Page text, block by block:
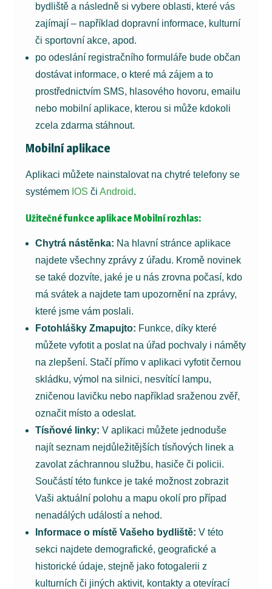
bydliště a následně si vybere oblasti, které vás
zajímají – například dopravní informace, kulturní
či sportovní akce, apod.
po odeslání registračního formuláře bude občan
dostávat informace, o které má zájem a to
prostřednictvím SMS, hlasového hovoru, emailu
nebo mobilní aplikace, kterou si může kdokoli
zcela zdarma stáhnout.
Mobilní aplikace
Aplikaci můžete nainstalovat na chytré telefony se
systémem IOS či Android.
Užitečné funkce aplikace Mobilní rozhlas:
Chytrá nástěnka: Na hlavní stránce aplikace
najdete všechny zprávy z úřadu. Kromě novinek
se také dozvíte, jaké je u nás zrovna počasí, kdo
má svátek a najdete tam upozornění na zprávy,
které jsme vám poslali.
Fotohlášky Zmapujto: Funkce, díky které
můžete vyfotit a poslat na úřad pochvaly i náměty
na zlepšení. Stačí přímo v aplikaci vyfotit černou
skládku, výmol na silnici, nesvítící lampu,
zničenou lavičku nebo například sraženou zvěř,
označit místo a odeslat.
Tísňové linky: V aplikaci můžete jednoduše
najít seznam nejdůležitějších tísňových linek a
zavolat záchrannou službu, hasiče či policii.
Součástí této funkce je také možnost zobrazit
Vaši aktuální polohu a mapu okolí pro případ
nenadálých událostí a nehod.
Informace o místě Vašeho bydliště: V této
sekci najdete demografické, geografické a
historické údaje, stejně jako fotogalerii z
kulturních či jiných aktivit, kontakty a otevírací